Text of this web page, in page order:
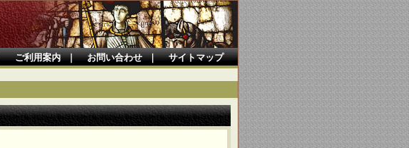
ご利用案内｜ お問い合わせ｜ サイトマップ